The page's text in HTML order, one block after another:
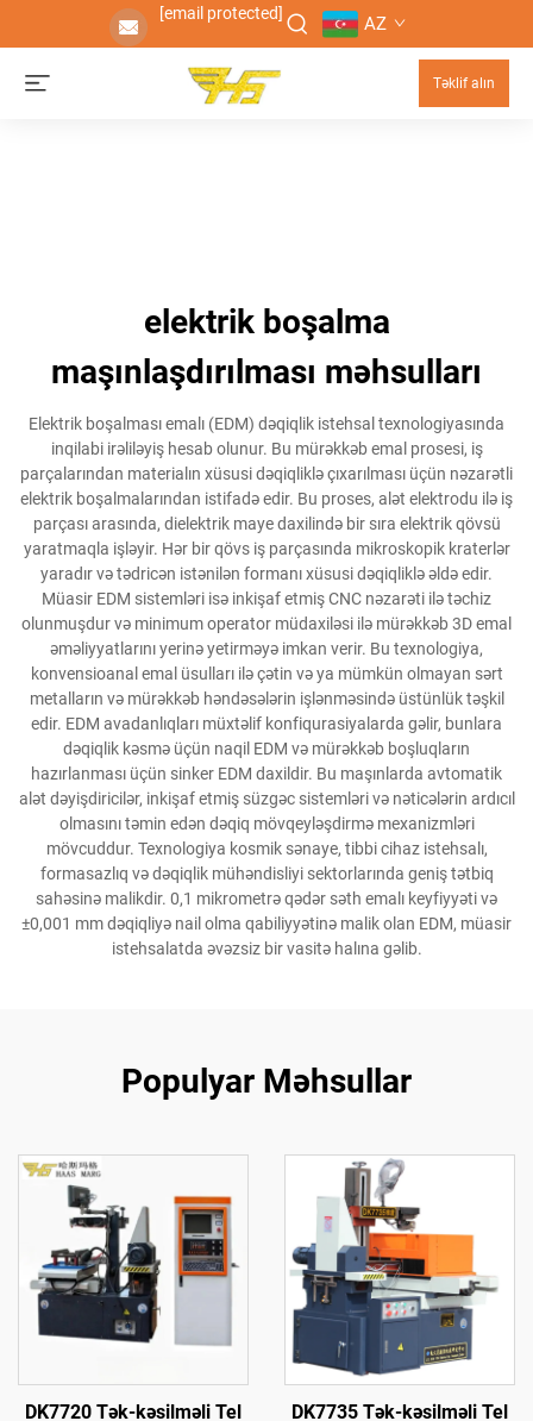
[email protected] AZ
Təklif alın
elektrik boşalma
maşınlaşdırılması məhsulları
Elektrik boşalması emalı (EDM) dəqiqlik istehsal texnologiyasında
inqilabi irəliləyiş hesab olunur. Bu mürəkkəb emal prosesi, iş
parçalarından materialın xüsusi dəqiqliklə çıxarılması üçün nəzarətli
elektrik boşalmalarından istifadə edir. Bu proses, alət elektrodu ilə iş
parçası arasında, dielektrik maye daxilində bir sıra elektrik qövsü
yaratmaqla işləyir. Hər bir qövs iş parçasında mikroskopik kraterlər
yaradır və tədricən istənilən formanı xüsusi dəqiqliklə əldə edir.
Müasir EDM sistemləri isə inkişaf etmiş CNC nəzarəti ilə təchiz
olunmuşdur və minimum operator müdaxiləsi ilə mürəkkəb 3D emal
əməliyyatlarını yerinə yetirməyə imkan verir. Bu texnologiya,
konvensioanal emal üsulları ilə çətin və ya mümkün olmayan sərt
metalların və mürəkkəb həndəsələrin işlənməsində üstünlük təşkil
edir. EDM avadanlıqları müxtəlif konfiqurasiyalarda gəlir, bunlara
dəqiqlik kəsmə üçün naqil EDM və mürəkkəb boşluqların
hazırlanması üçün sinker EDM daxildir. Bu maşınlarda avtomatik
alət dəyişdiricilər, inkişaf etmiş süzgəc sistemləri və nəticələrin ardıcıl
olmasını təmin edən dəqiq mövqeyləşdirmə mexanizmləri
mövcuddur. Texnologiya kosmik sənaye, tibbi cihaz istehsalı,
formasazlıq və dəqiqlik mühəndisliyi sektorlarında geniş tətbiq
sahəsinə malikdir. 0,1 mikrometrə qədər səth emalı keyfiyyəti və
±0,001 mm dəqiqliyə nail olma qabiliyyətinə malik olan EDM, müasir
istehsalatda əvəzsiz bir vasitə halına gəlib.
Populyar Məhsullar
DK7720 Tək-kəsilməli Tel
DK7735 Tək-kəsilməli Tel